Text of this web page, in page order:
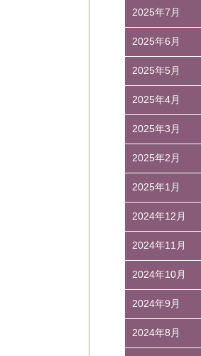
2025年7月
2025年6月
2025年5月
2025年4月
2025年3月
2025年2月
2025年1月
2024年12月
2024年11月
2024年10月
2024年9月
2024年8月